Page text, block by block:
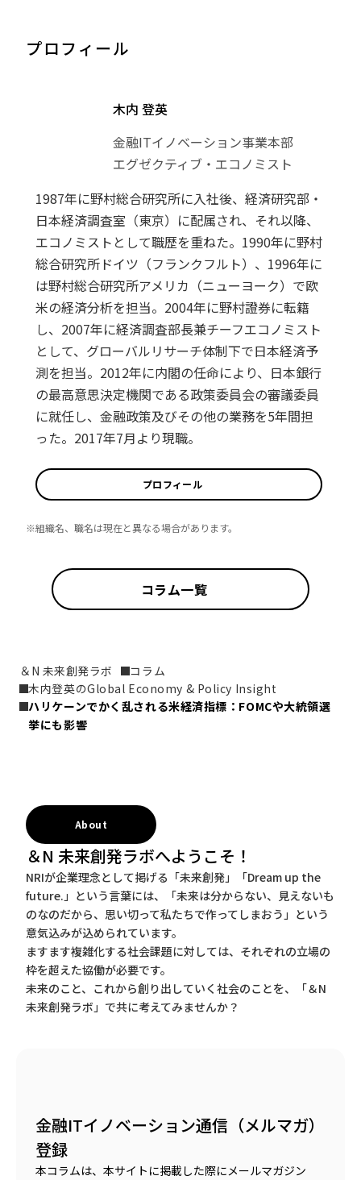
プロフィール
木内 登英
金融ITイノベーション事業本部
エグゼクティブ・エコノミスト
1987年に野村総合研究所に入社後、経済研究部・
日本経済調査室（東京）に配属され、それ以降、
エコノミストとして職歴を重ねた。1990年に野村
総合研究所ドイツ（フランクフルト）、1996年に
は野村総合研究所アメリカ（ニューヨーク）で欧
米の経済分析を担当。2004年に野村證券に転籍
し、2007年に経済調査部長兼チーフエコノミスト
として、グローバルリサーチ体制下で日本経済予
測を担当。2012年に内閣の任命により、日本銀行
の最高意思決定機関である政策委員会の審議委員
に就任し、金融政策及びその他の業務を5年間担
った。2017年7月より現職。
プロフィール
※組織名、職名は現在と異なる場合があります。
コラム一覧
＆N 未来創発ラボ
コラム
木内登英のGlobal Economy & Policy Insight
ハリケーンでかく乱される米経済指標：FOMCや大統領選
挙にも影響
About
＆N 未来創発ラボへようこそ！
NRIが企業理念として掲げる「未来創発」「Dream up the
future.」という言葉には、「未来は分からない、見えないも
のなのだから、思い切って私たちで作ってしまおう」という
意気込みが込められています。
ますます複雑化する社会課題に対しては、それぞれの立場の
枠を超えた協働が必要です。
未来のこと、これから創り出していく社会のことを、「＆N
未来創発ラボ」で共に考えてみませんか？
金融ITイノベーション通信（メルマガ）
登録
本コラムは、本サイトに掲載した際にメールマガジン